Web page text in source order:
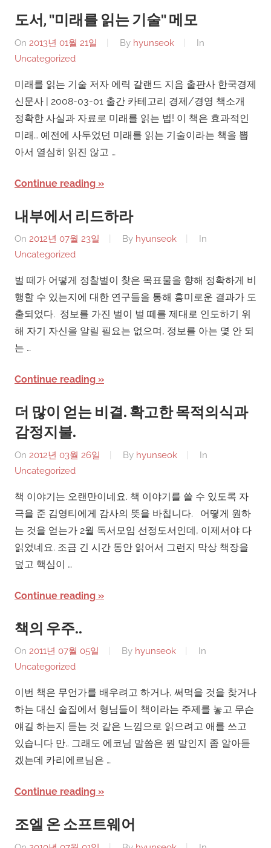
도서, "미래를 읽는 기술" 메모
On 2013년 01월 21일 By hyunseok
In
Uncategorized
미래를 읽는 기술 저자 에릭 갈랜드 지음 출판사 한국경제
신문사 | 2008-03-01 출간 카테고리 경제/경영 책소개
정확한 사실과 자료로 미래를 읽는 법! 이 책은 효과적인
미래… 예전에 사두었던 미래를 읽는 기술이라는 책을 뽑
아서 열심히 읽진 않고 …
Continue reading
내부에서 리드하라
On 2012년 07월 23일 By hyunseok
In
Uncategorized
벌 떼가 어떻게 정찰벌이 찾은 목표물을 향해 정확하게 비
행할 수 있는지에 대한 연구들을 통해 흥미로운 결과가 도
출되었다. 정보를 가진 벌이 벌 떼를 제대로 인도하기 위
해 자기 자신을 알릴 필요는 없으며, 정보를 아는 몇 안 되
는 …
Continue reading
더 많이 얻는 비결. 확고한 목적의식과
감정지불.
On 2012년 03월 26일 By hyunseok
In
Uncategorized
책 이야기는 오랜만이네요. 책 이야기를 쓸 수 있도록 자
극을 준 김영티에게 감사의 뜻을 바칩니다. 어떻게 원하
는 것을 얻는가 2월 독서모임 선정도서인데, 이제서야 다
읽었네요. 조금 긴 시간 동안 읽어서 그런지 막상 책장을
덮고 핵심이 …
Continue reading
책의 우주..
On 2011년 07월 05일 By hyunseok
In
Uncategorized
이번 책은 무언가를 배우려고 하거나, 써먹을 것을 찾거나
하는 대신 술집에서 형님들이 책이라는 주제를 놓고 무슨
얘길 하는지 듣는 것 같은 느낌으로 읽으려고 애를 쓰고
있습니다 만.. 그래도 에코님 말씀은 뭔 말인지 좀 알아듣
겠는데 카리에르님은 …
Continue reading
조엘 온 소프트웨어